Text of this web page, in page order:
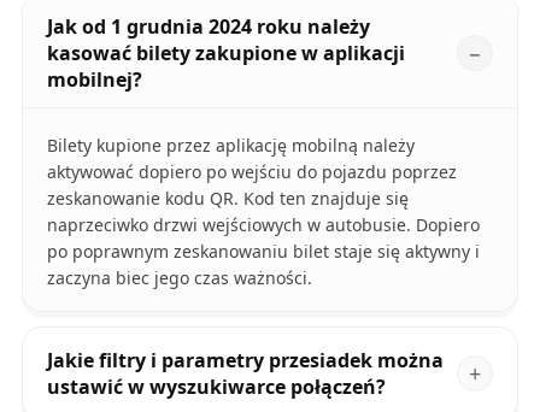
Jak od 1 grudnia 2024 roku należy
kasować bilety zakupione w aplikacji
mobilnej?
Bilety kupione przez aplikację mobilną należy
aktywować dopiero po wejściu do pojazdu poprzez
zeskanowanie kodu QR. Kod ten znajduje się
naprzeciwko drzwi wejściowych w autobusie. Dopiero
po poprawnym zeskanowaniu bilet staje się aktywny i
zaczyna biec jego czas ważności.
Jakie filtry i parametry przesiadek można
ustawić w wyszukiwarce połączeń?